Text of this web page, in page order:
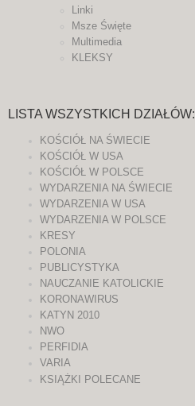
Linki
Msze Święte
Multimedia
KLEKSY
LISTA WSZYSTKICH DZIAŁÓW:
KOŚCIÓŁ NA ŚWIECIE
KOŚCIÓŁ W USA
KOŚCIÓŁ W POLSCE
WYDARZENIA NA ŚWIECIE
WYDARZENIA W USA
WYDARZENIA W POLSCE
KRESY
POLONIA
PUBLICYSTYKA
NAUCZANIE KATOLICKIE
KORONAWIRUS
KATYN 2010
NWO
PERFIDIA
VARIA
KSIĄŻKI POLECANE